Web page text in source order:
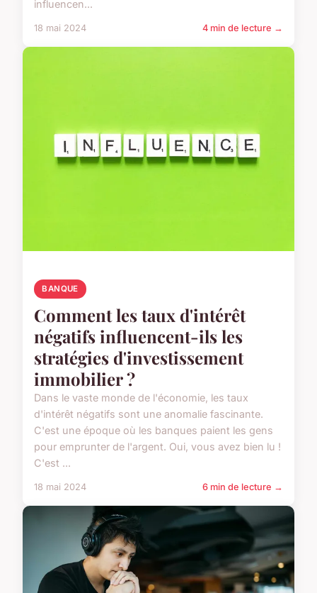
influencen...
18 mai 2024 4 min de lecture →
BANQUE
Comment les taux d'intérêt
négatifs influencent-ils les
stratégies d'investissement
immobilier ?
Dans le vaste monde de l'économie, les taux
d'intérêt négatifs sont une anomalie fascinante.
C'est une époque où les banques paient les gens
pour emprunter de l'argent. Oui, vous avez bien lu !
C'est ...
18 mai 2024 6 min de lecture →